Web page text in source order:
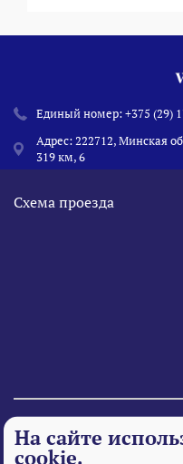
Единый номер:+375 (29)
Адрес: 222712, Минская
319 км, 6
Схема проезда
© 1995 - 2026
На сайте
cookie.